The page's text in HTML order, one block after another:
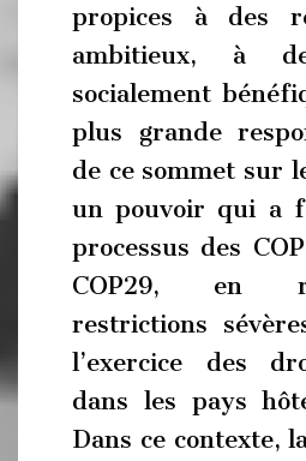
propices à des
ambitieux, à
socialement
plus grande
de ce sommet sur
un pouvoir qui a
processus des
COP29, en
restrictions
l’exercice des
dans les pays
Dans ce contexte,